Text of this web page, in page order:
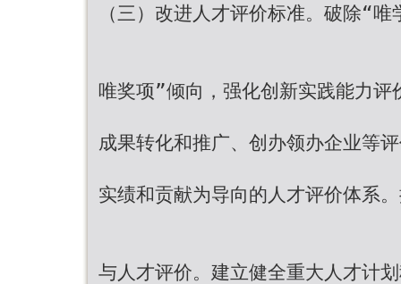
（三）改进人才评价标准。破除“
唯奖项”倾向，强化创新实践能力
成果转化和推广、创办领办企业等
实绩和贡献为导向的人才评价体系
与人才评价。建立健全重大人才计